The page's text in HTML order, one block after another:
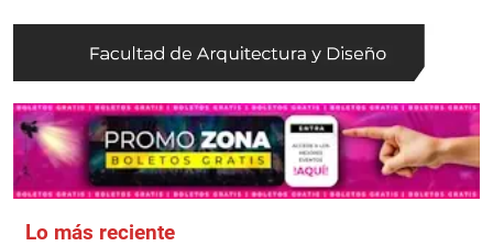
Lo más reciente